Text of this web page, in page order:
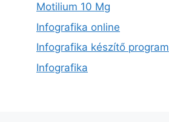
Motilium 10 Mg
Infografika online
Infografika készítő program
Infografika